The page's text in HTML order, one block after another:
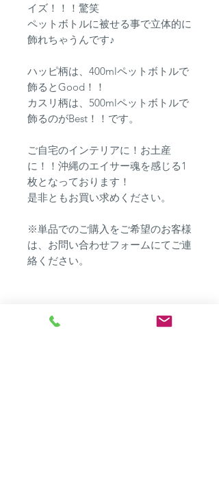
イズ！！！驚笑
ペットボトルに被せる事で立体的に
飾れちゃうんです♪
ハッピ柄は、400mlペットボトルで
飾るとGood！！
カスリ柄は、500mlペットボトルで
飾るのがBest！！です。
ご自宅のインテリアに！お土産
に！！沖縄のエイサー魂を感じる1
枚となっております！
是非ともお買い求めください。
※単品でのご購入をご希望のお客様
は、お問い合わせフォームにてご連
絡ください。